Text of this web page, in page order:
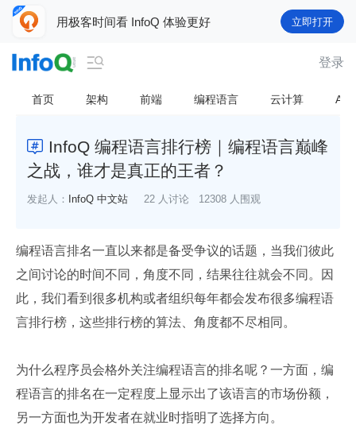
用极客时间看 InfoQ 体验更好 立即打开
 登录
首页 架构 前端 编程语言 云计算 AI
 InfoQ 编程语言排行榜｜编程语言巅峰
之战，谁才是真正的王者？
发起人： InfoQ 中文站 22 人讨论 12308 人围观
编程语言排名一直以来都是备受争议的话题，当我们彼此
之间讨论的时间不同，角度不同，结果往往就会不同。因
此，我们看到很多机构或者组织每年都会发布很多编程语
言排行榜，这些排行榜的算法、角度都不尽相同。
为什么程序员会格外关注编程语言的排名呢？一方面，编
程语言的排名在一定程度上显示出了该语言的市场份额，
另一方面也为开发者在就业时指明了选择方向。